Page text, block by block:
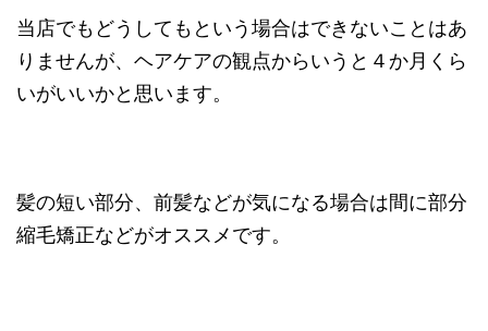
当店でもどうしてもという場合はできないことはあ
りませんが、ヘアケアの観点からいうと４か月くら
いがいいかと思います。
髪の短い部分、前髪などが気になる場合は間に部分
縮毛矯正などがオススメです。